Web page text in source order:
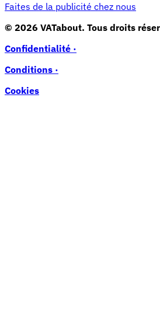
Faites de la publicité chez nous
© 2026 VATabout. Tous droits
Confidentialité ·
Conditions ·
Cookies